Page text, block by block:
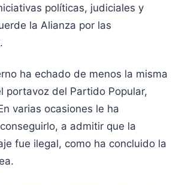
políticas, judiciales y
la Alianza por las
ha echado de menos la misma
portavoz del Partido Popular,
varias ocasiones le ha
a admitir que la
fue ilegal, como ha concluido la